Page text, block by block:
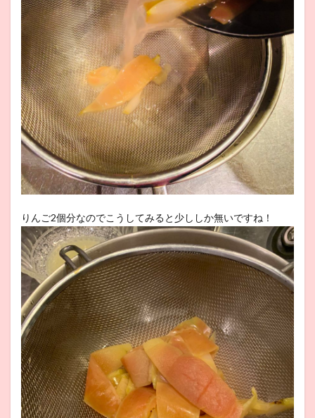
りんご2個分なのでこうしてみると少ししか無いですね！